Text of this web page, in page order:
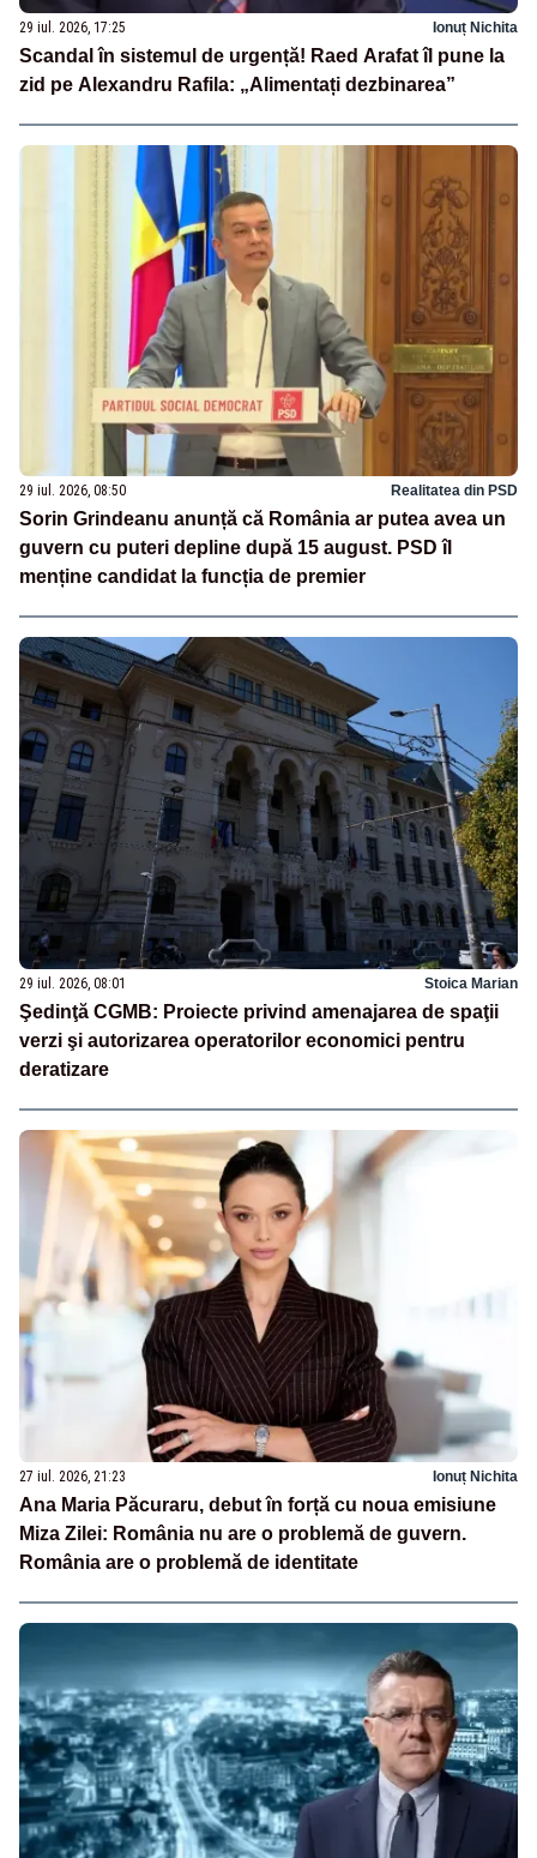
29 iul. 2026, 17:25 Ionuț Nichita
Scandal în sistemul de urgență! Raed Arafat îl pune la
zid pe Alexandru Rafila: „Alimentați dezbinarea”
29 iul. 2026, 08:50 Realitatea din PSD
Sorin Grindeanu anunță că România ar putea avea un
guvern cu puteri depline după 15 august. PSD îl
menține candidat la funcția de premier
29 iul. 2026, 08:01 Stoica Marian
Şedinţă CGMB: Proiecte privind amenajarea de spaţii
verzi şi autorizarea operatorilor economici pentru
deratizare
27 iul. 2026, 21:23 Ionuț Nichita
Ana Maria Păcuraru, debut în forță cu noua emisiune
Miza Zilei: România nu are o problemă de guvern.
România are o problemă de identitate